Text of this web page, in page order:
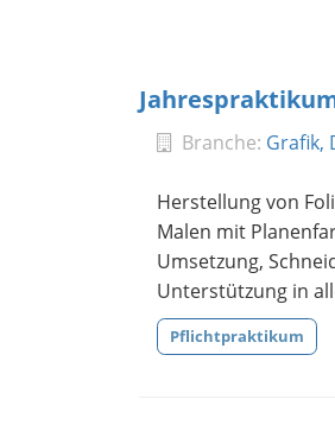
Branche: Grafik,
Herstellung von
Malen mit
Umsetzung,
Unterstützung in
Pflichtpraktikum